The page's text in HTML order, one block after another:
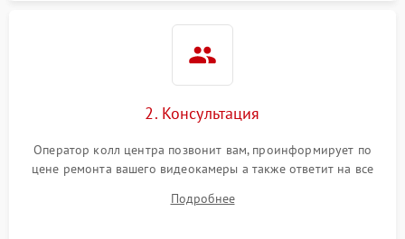
2. Консультация
Оператор колл центра позвонит вам, проинформирует по
цене ремонта вашего видеокамеры а также ответит на все
Подробнее